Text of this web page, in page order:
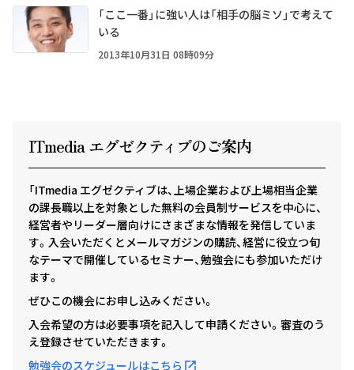
「ここ一番」に強い人は「相手の脳ミソ」で考えて
いる
2013年10月31日 08時09分
ITmedia エグゼクティ ブのご案内
「ITmedia エグゼクティブは、上場企業および上場相当企業
の課長職以上を対象とした無料の会員制サービスを中心に、
経営者やリーダー層向けにさまざまな情報を発信していま
す。入会いただくとメールマガジンの購読、経営に役立つ旬
なテーマで開催しているセミナー、勉強会にも参加いただけ
ます。
ぜひこの機会にお申し込みください。
入会希望の方は必要事項を記入して申請ください。審査のう
え登録させていただきます。
勉強会のスケジュールはこちら